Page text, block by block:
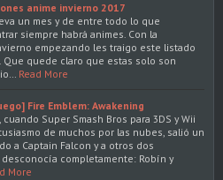
anime invierno 2017
un mes y de entre todo lo que
siempre habrá animes. Con la
empezando les traigo este listado
Que quede claro que estas solo son
Read More
Fire Emblem: Awakening
Super Smash Bros para 3DS y Wii
de muchos por las nubes, salió un
a Captain Falcon y a otros dos
completamente: Robín y
More